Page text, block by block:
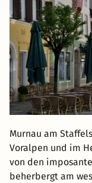
Murnau am
Voralpen und im
von den
beherbergt am